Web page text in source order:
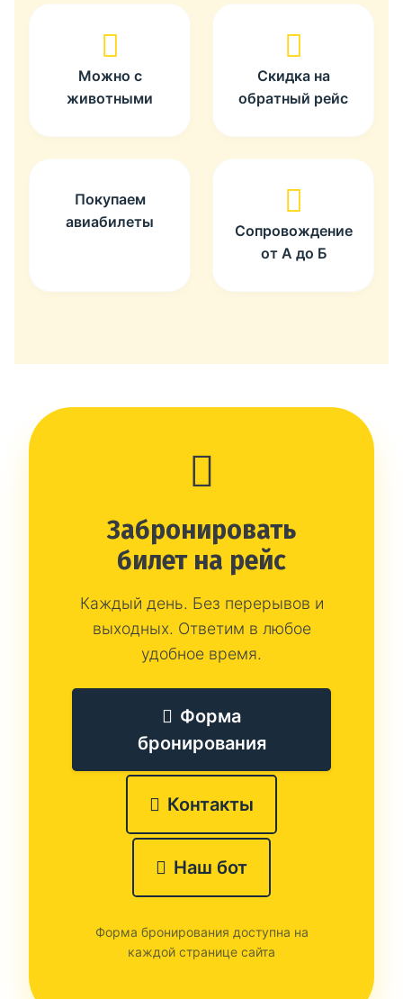
Можно с
животными
Скидка на
обратный рейс
Покупаем
авиабилеты
Сопровождение
от А до Б
Забронировать
билет на рейс
Каждый день. Без перерывов и
выходных. Ответим в любое
удобное время.
Форма
бронирования
Контакты
Наш бот
Форма бронирования доступна на
каждой странице сайта